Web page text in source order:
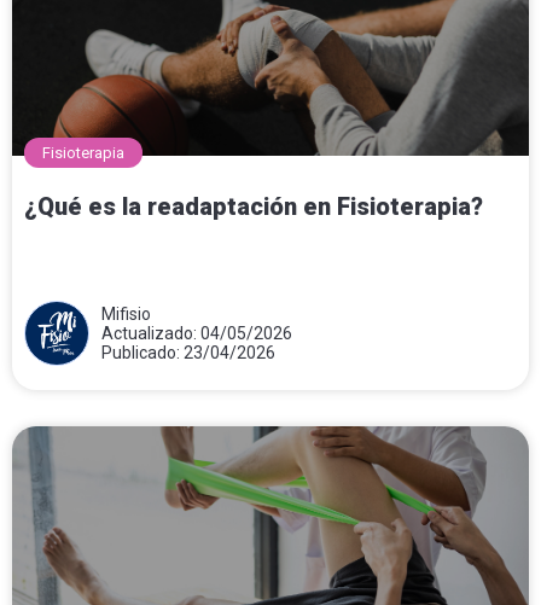
Fisioterapia
¿Qué es la readaptación en Fisioterapia?
Mifisio
Actualizado: 04/05/2026
Publicado: 23/04/2026